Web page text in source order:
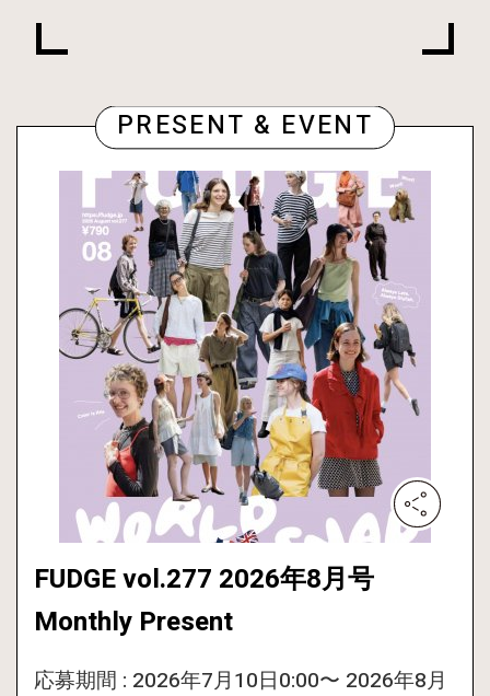
PRESENT & EVENT
FUDGE vol.277 2026年8月号
Monthly Present
応募期間 : 2026年7月10日0:00〜 2026年8月